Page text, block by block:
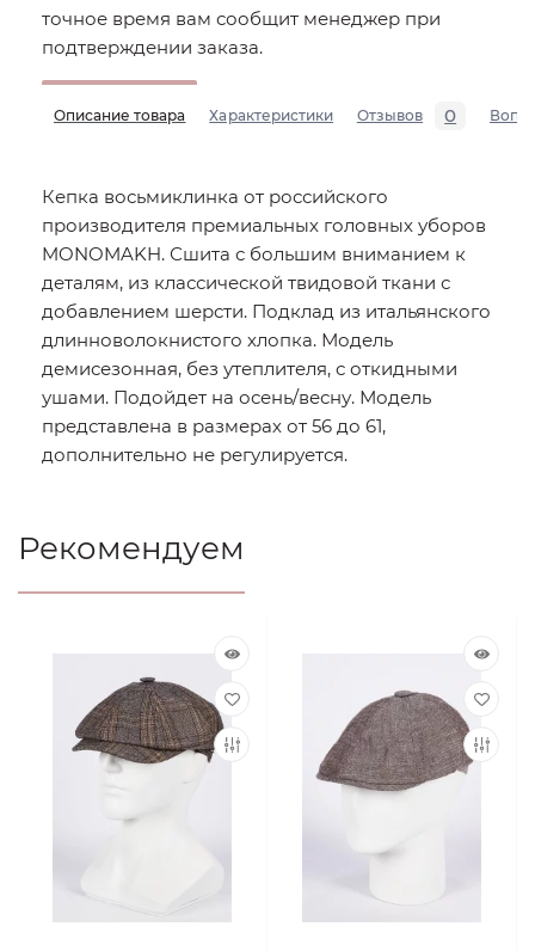
точное время вам сообщит менеджер при
подтверждении заказа.
Описание товара Характеристики Отзывов 0
Кепка восьмиклинка от российского
производителя премиальных головных уборов
MONOMAKH. Сшита с большим вниманием к
деталям, из классической твидовой ткани с
добавлением шерсти. Подклад из итальянского
длинноволокнистого хлопка. Модель
демисезонная, без утеплителя, с откидными
ушами. Подойдет на осень/весну. Модель
представлена в размерах от 56 до 61,
дополнительно не регулируется.
Рекомендуем